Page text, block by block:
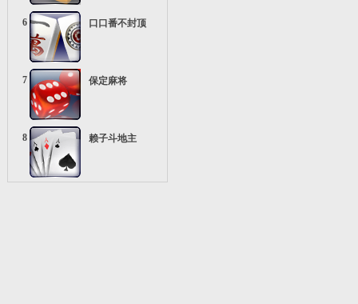
6 口口番不封顶
7 保定麻将
8 赖子斗地主